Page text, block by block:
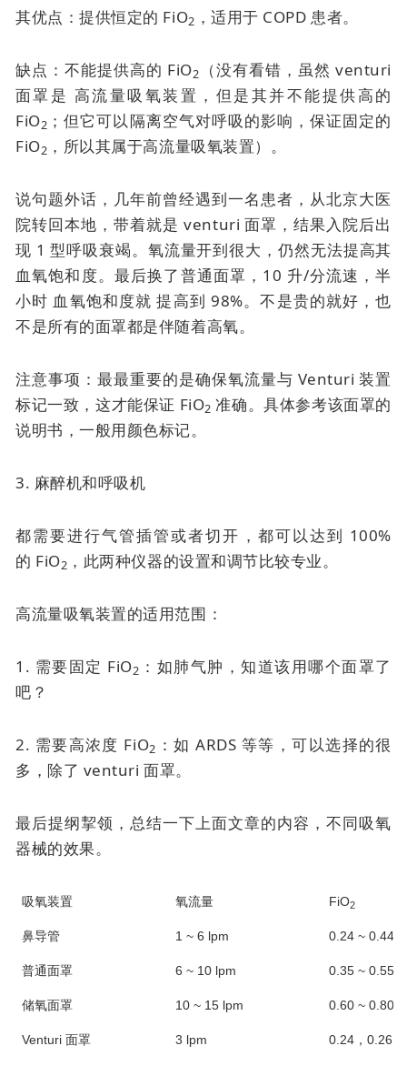
其优点：提供恒定的 FiO2 ，适用于 COPD 患者。
缺点：不能提供高的 FiO2 （没有看错，虽然venturi
面罩是 高流量吸氧装置，但是其并不能提供高的
FiO2 ；但它可以隔离空气对呼吸的影响，保证固定的
FiO2 ，所以其属于高流量吸氧装置）。
说句题外话，几年前曾经遇到一名患者，从北京大医
院转回本地，带着就是venturi 面罩 ，结果入院后出
现 1 型呼吸衰竭。氧流量开到很大，仍然无法提高其
血氧饱和度。最后换了普通面罩，10 升/分流速，半
小时 血氧饱和度就 提高到 98%。不是贵的就好，也
不是所有的面罩都是伴随着高氧。
注意事项：最最重要的是确保氧流量与 Venturi 装置
标记一致，这才能保证 FiO2 准确。具体参考该面罩的
说明书，一般用颜色标记。
3. 麻醉机和呼吸机
都需要进行气管插管或者切开，都可以达到 100%
的 FiO2 ，此两种仪器的设置和调节比较专业。
高流量吸氧装置的适用范围：
1. 需要固定 FiO2 ：如肺气肿，知道该用哪个面罩了
吧？
2. 需要高浓度 FiO2 ：如 ARDS 等等，可以选择的很
多，除了 venturi 面罩。
最后提纲挈领，总结一下上面文章的内容，不同吸氧
器械的效果。
吸氧装置 氧流量 FiO2
鼻导管 1 ~ 6 lpm 0.24 ~ 0.44*
普通面罩 6 ~ 10 lpm 0.35 ~ 0.55*
储氧面罩 10 ~ 15 lpm 0.60 ~ 0.80*
Venturi 面罩 3 lpm 0.24，0.26